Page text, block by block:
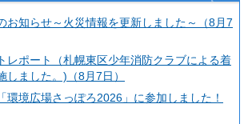
お知らせ～火災情報を更新しました～（8月7
レポート（札幌東区少年消防クラブによる着
しました。)（8月7日）
環境広場さっぽろ2026」に参加しました！